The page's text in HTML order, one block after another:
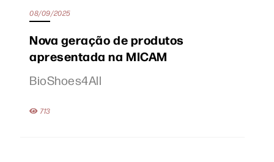
08/09/2025
Nova geração de produtos
apresentada na MICAM
BioShoes4All
713